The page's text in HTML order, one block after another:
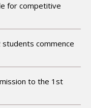
for competitive
students commence
to the 1st